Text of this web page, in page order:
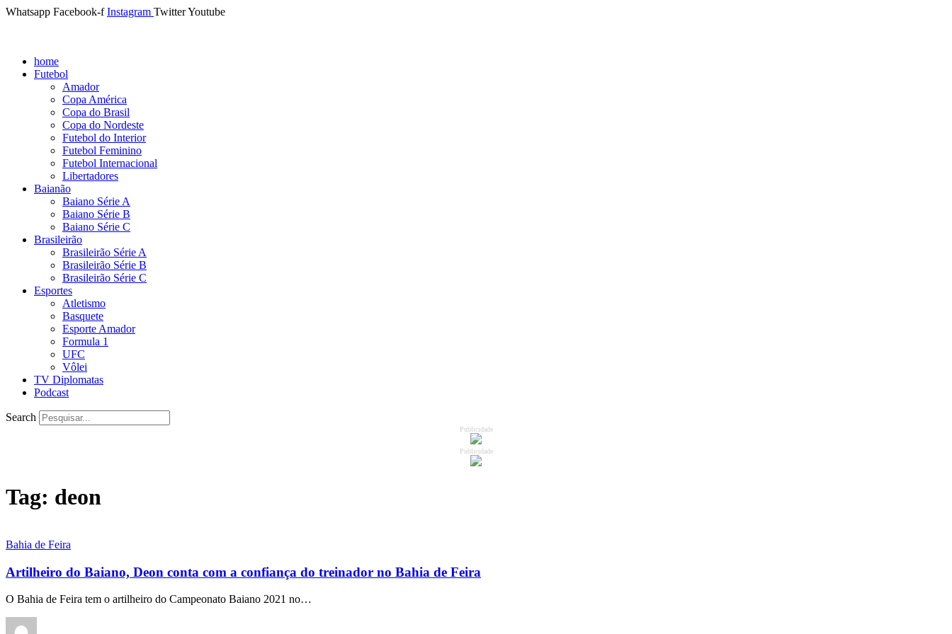
Whatsapp Facebook-f Instagram TwitterYoutube
home
Futebol
Amador
Copa América
Copa do Brasil
Copa do Nordeste
Futebol do Interior
Futebol Feminino
Futebol Internacional
Libertadores
Baianão
Baiano Série A
Baiano Série B
Baiano Série C
Brasileirão
Brasileirão Série A
Brasileirão Série B
Brasileirão Série C
Esportes
Atletismo
Basquete
Esporte Amador
Formula 1
UFC
Vôlei
TV Diplomatas
Podcast
Search
Publicidade
Publicidade
Tag: deon
Bahia de Feira
Artilheiro do Baiano, Deon conta com a confiança do treinador no Bahia de Feira
O Bahia de Feira tem o artilheiro do Campeonato Baiano 2021 no…